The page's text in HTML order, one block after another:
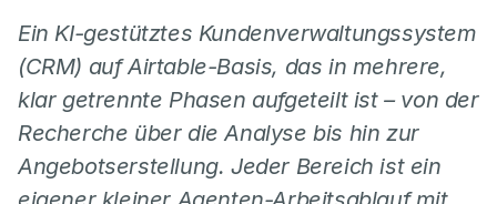
Ein KI-gestütztes Kundenverwaltungssystem
(CRM) auf Airtable-Basis, das in mehrere,
klar getrennte Phasen aufgeteilt ist – von der
Recherche über die Analyse bis hin zur
Angebotserstellung. Jeder Bereich ist ein